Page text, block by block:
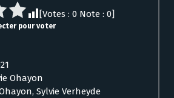
[Votes : 0 Note : 0]
pour voter
Ohayon
Sylvie Verheyde